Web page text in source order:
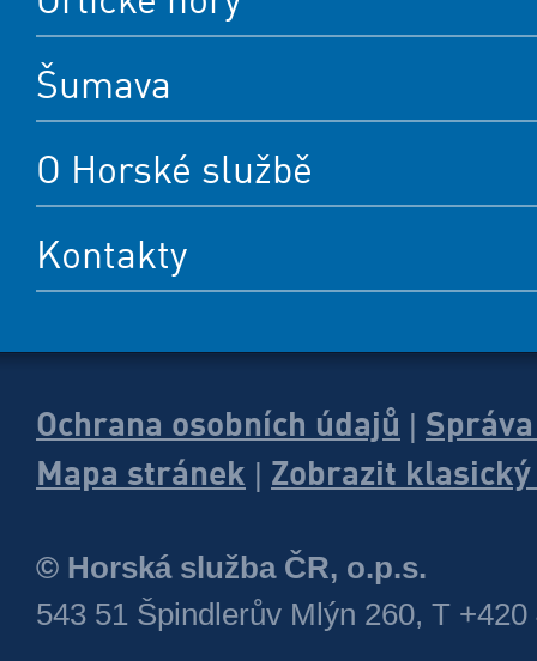
Šumava
O Horské službě
Kontakty
Ochrana osobních údajů
Mapa stránek
Zobrazit
© Horská služba ČR, o.p.s.
543 51 Špindlerův Mlýn 260, T +420